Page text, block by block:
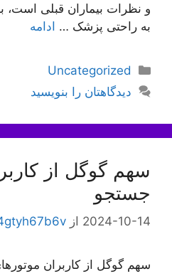
و نظرات بیماران قبلی است،
به راحتی پزشک … ادامه
دسته‌ها
Uncategorized
دیدگاهتان را بنویسید
سهم گوگل از
جستجو
2024-10-14 از